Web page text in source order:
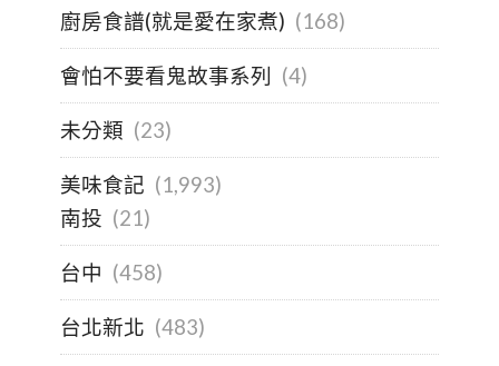
廚房食譜(就是愛在家煮) (168)
會怕不要看鬼故事系列 (4)
未分類 (23)
美味食記 (1,993)
南投 (21)
台中 (458)
台北新北 (483)